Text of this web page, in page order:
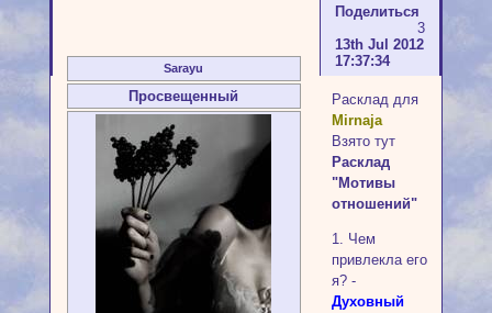
Поделиться
3
13th Jul 2012
17:37:34
Sarayu
Просвещенный
Расклад для
Mirnaja
Взято тут
Расклад
"Мотивы
отношений"
1. Чем
привлекла его
я? -
Духовный